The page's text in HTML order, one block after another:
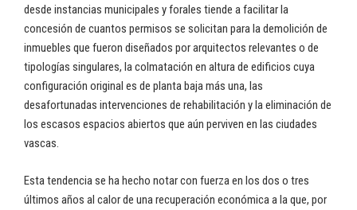
desde instancias municipales y forales tiende a facilitar la
concesión de cuantos permisos se solicitan para la demolición de
inmuebles que fueron diseñados por arquitectos relevantes o de
tipologías singulares, la colmatación en altura de edificios cuya
configuración original es de planta baja más una, las
desafortunadas intervenciones de rehabilitación y la eliminación de
los escasos espacios abiertos que aún perviven en las ciudades
vascas.
Esta tendencia se ha hecho notar con fuerza en los dos o tres
últimos años al calor de una recuperación económica a la que, por